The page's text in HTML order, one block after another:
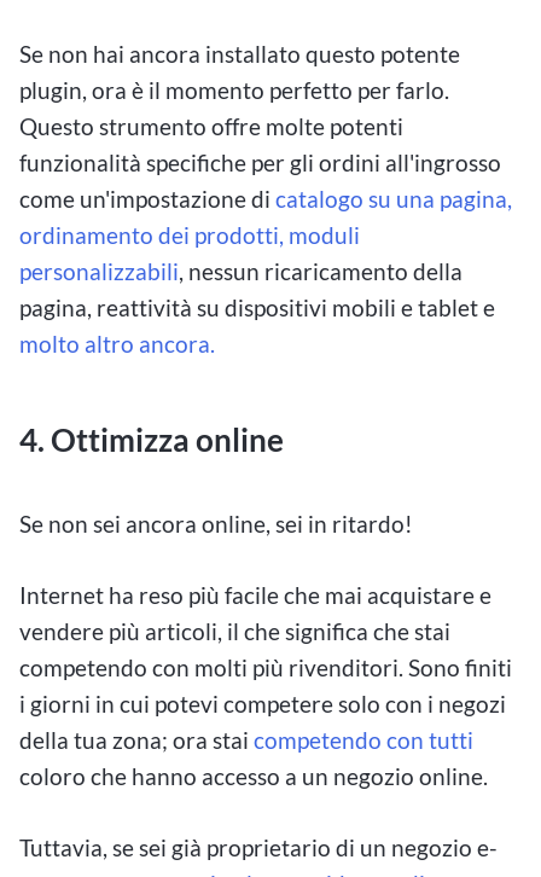
Se non hai ancora installato questo potente
plugin, ora è il momento perfetto per farlo.
Questo strumento offre molte potenti
funzionalità specifiche per gli ordini all'ingrosso
come un'impostazione di catalogo su una pagina,
ordinamento dei prodotti, moduli
personalizzabili, nessun ricaricamento della
pagina, reattività su dispositivi mobili e tablet e
molto altro ancora.
4. Ottimizza online
Se non sei ancora online, sei in ritardo!
Internet ha reso più facile che mai acquistare e
vendere più articoli, il che significa che stai
competendo con molti più rivenditori. Sono finiti
i giorni in cui potevi competere solo con i negozi
della tua zona; ora stai competendo con tutti
coloro che hanno accesso a un negozio online.
Tuttavia, se sei già proprietario di un negozio e-